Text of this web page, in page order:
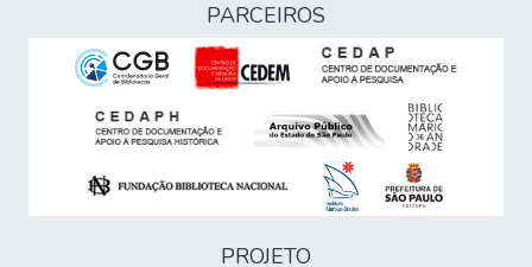
PARCEIROS
PROJETO